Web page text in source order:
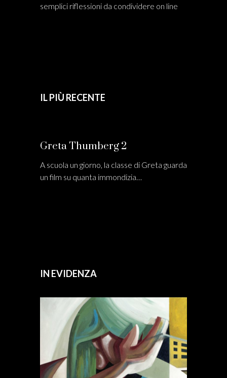
semplici riflessioni da condividere on line
IL PIÙ RECENTE
Greta Thumberg 2
A scuola un giorno, la classe di Greta guarda
un film su quanta immondizia…
IN EVIDENZA